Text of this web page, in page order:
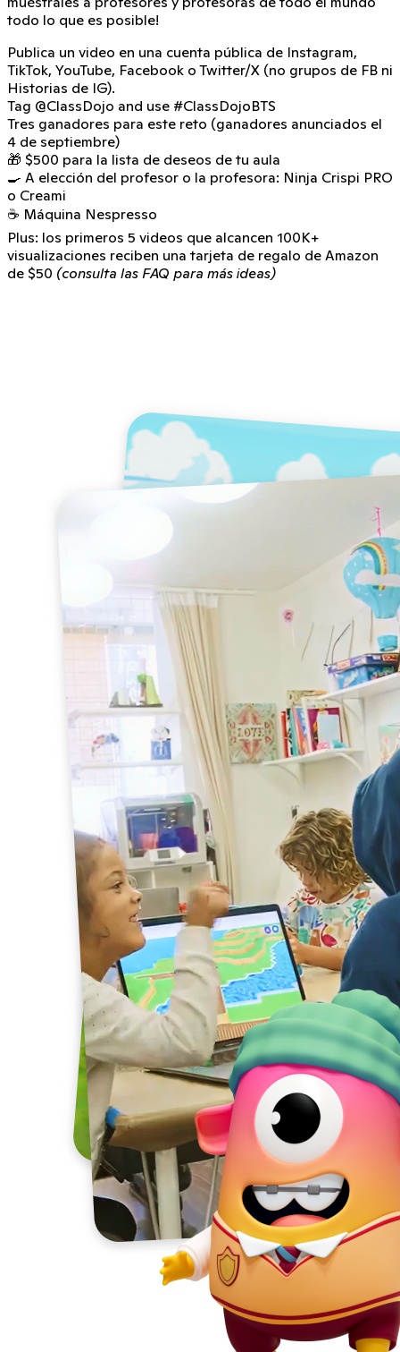
todo lo que es posible!
Publica un video en una cuenta pública de Instagram,
TikTok, YouTube, Facebook o Twitter/X (no grupos de FB ni
Historias de IG).
Tag @ClassDojo and use #ClassDojoBTS
Tres ganadores para este reto (ganadores anunciados el
4 de septiembre)
🎁 $500 para la lista de deseos de tu aula
🍳 A elección del profesor o la profesora: Ninja Crispi PRO
o Creami
☕ Máquina Nespresso
Plus: los primeros 5 videos que alcancen 100K+
visualizaciones reciben una tarjeta de regalo de Amazon
de $50 (consulta las FAQ para más ideas)